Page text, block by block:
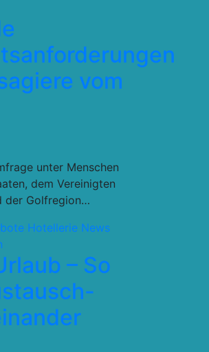
vom
unter Menschen
dem Vereinigten
der Golfregion…
Hotellerie News
– So